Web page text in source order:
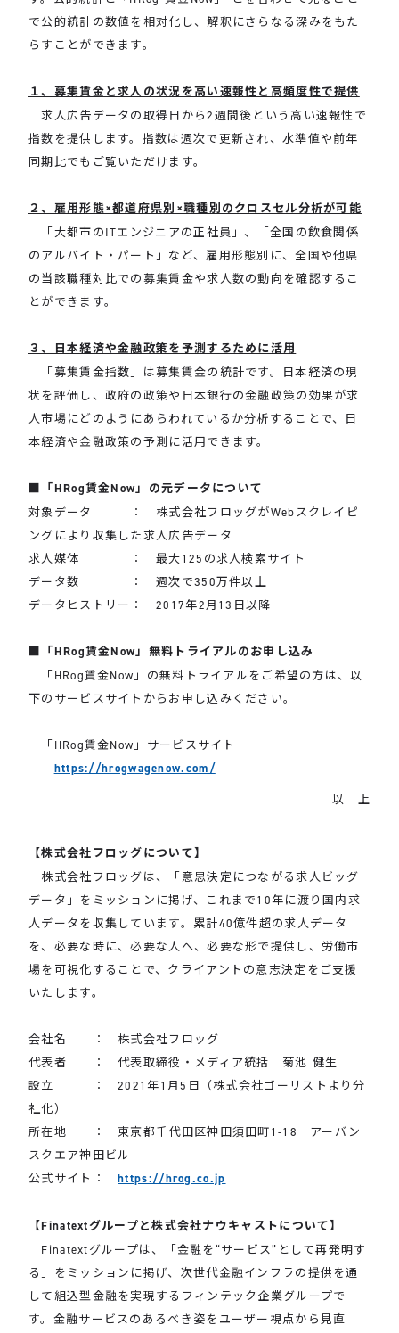
で公的統計の数値を相対化し、解釈にさらなる深みをもた
らすことができます。
１、募集賃金と求人の状況を高い速報性と高頻度性で提供
求人広告データの取得日から2週間後という高い速報性で
指数を提供します。指数は週次で更新され、水準値や前年
同期比でもご覧いただけます。
２、雇用形態×都道府県別×職種別のクロスセル分析が可能
「大都市のITエンジニアの正社員」、「全国の飲食関係
のアルバイト・パート」など、雇用形態別に、全国や他県
の当該職種対比での募集賃金や求人数の動向を確認するこ
とができます。
３、日本経済や金融政策を予測するために活用
「募集賃金指数」は募集賃金の統計です。日本経済の現
状を評価し、政府の政策や日本銀行の金融政策の効果が求
人市場にどのようにあらわれているか分析することで、日
本経済や金融政策の予測に活用できます。
■「HRog賃金Now」の元データについて
対象データ ： 株式会社フロッグがWebスクレイピ
ングにより収集した求人広告データ
求人媒体 ： 最大125の求人検索サイト
データ数 ： 週次で350万件以上
データヒストリー： 2017年2月13日以降
■「HRog賃金Now」無料トライアルのお申し込み
「HRog賃金Now」の無料トライアルをご希望の方は、以
下のサービスサイトからお申し込みください。
「HRog賃金Now」サービスサイト
https://hrogwagenow.com/
以 上
【株式会社フロッグについて】
株式会社フロッグは、「意思決定につながる求人ビッグ
データ」をミッションに掲げ、これまで10年に渡り国内求
人データを収集しています。累計40億件超の求人データ
を、必要な時に、必要な人へ、必要な形で提供し、労働市
場を可視化することで、クライアントの意志決定をご支援
いたします。
会社名 ： 株式会社フロッグ
代表者 ： 代表取締役・メディア統括 菊池 健生
設立 ： 2021年1月5日（株式会社ゴーリストより分
社化）
所在地 ： 東京都千代田区神田須田町1-18 アーバン
スクエア神田ビル
公式サイト：https://hrog.co.jp
【Finatextグループと株式会社ナウキャストについて】
Finatextグループは、「金融を“サービス”として再発明す
る」をミッションに掲げ、次世代金融インフラの提供を通
して組込型金融を実現するフィンテック企業グループで
す。金融サービスのあるべき姿をユーザー視点から見直